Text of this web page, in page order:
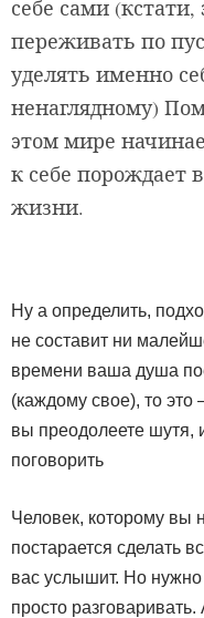
себе сами
переживать по
уделять именно
ненаглядному)
этом мире
к себе порождает
жизни.
Ну а определить,
не составит ни
времени ваша душа
(каждому свое), то
вы преодолеете шутя,
поговорить
Человек, которому вы
постарается сделать
вас услышит. Но
просто